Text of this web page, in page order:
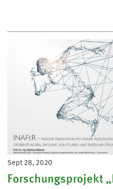
Sept 28, 2020
Forschungsprojekt